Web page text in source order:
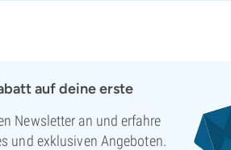
auf deine erste
Newsletter an und erfahre
und exklusiven Angeboten.